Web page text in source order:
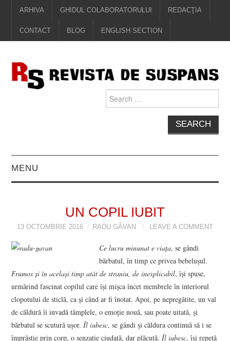
ARHIVA GHIDUL COLABORATORULUI REDACŢIA
CONTACT BLOG ENGLISH SECTION
for:
MENU
VIZIUNI ȘI SPECTRE
CONTRAPAGINI
CARTE & FILM
SUSPANS
UN COPIL IUBIT
13 OCTOMBRIE 2016 RADU GĂVAN LEAVE A COMMENT
Ce lucru minunat e viaţa, se gândi
bărbatul, în timp ce privea bebeluşul.
Frumos şi în acelaşi timp atât de straniu, de inexplicabil, îşi spuse,
urmărind fascinat copilul care îşi mişca încet membrele în interiorul
clopotului de sticlă, ca şi când ar fi înotat. Apoi, pe nepregătite, un val
de căldură îi invadă tâmplele, o emoţie nouă, sau poate uitată, şi
bărbatul se scutură uşor.Îl iubesc, se gândi şi căldura continuă să i se
împrăştie prin corp, o senzaţie ciudată, dar plăcută.Îl iubesc, îşi repetă